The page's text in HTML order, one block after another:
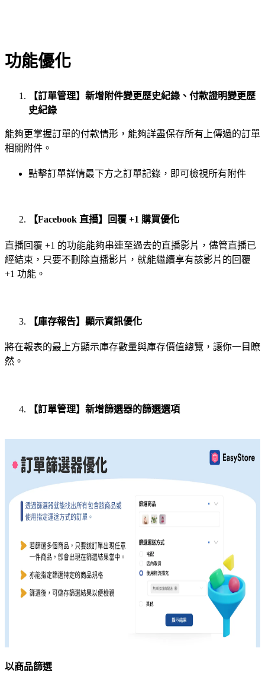
功能優化
【訂單管理】新增附件變更歷史紀錄、付款證明變更歷
史紀錄
能夠更掌握訂單的付款情形，能夠詳盡保存所有上傳過的訂單
相關附件。
點擊訂單詳情最下方之訂單記錄，即可檢視所有附件
【Facebook 直播】回覆 +1 購買優化
直播回覆 +1 的功能能夠串連至過去的直播影片，儘管直播已
經結束，只要不刪除直播影片，就能繼續享有該影片的回覆
+1 功能。
【庫存報告】顯示資訊優化
將在報表的最上方顯示庫存數量與庫存價值總覽，讓你一目瞭
然。
【訂單管理】新增篩選器的篩選選項
以商品篩選